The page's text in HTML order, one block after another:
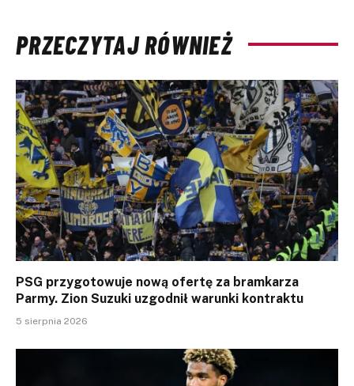
PRZECZYTAJ RÓWNIEŻ
PSG przygotowuje nową ofertę za bramkarza
Parmy. Zion Suzuki uzgodnił warunki kontraktu
5 sierpnia 2026